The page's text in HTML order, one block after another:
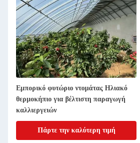
Εμπορικό φυτώριο ντομάτας Ηλιακό
θερμοκήπιο για βέλτιστη παραγωγή
καλλιεργειών
Πάρτε την καλύτερη τιμή